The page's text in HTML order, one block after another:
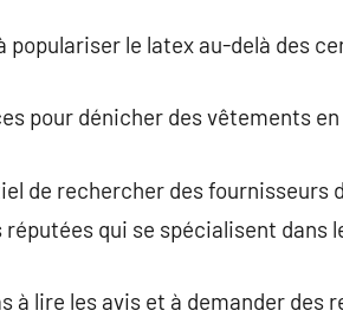
populariser le latex au-delà des
pour dénicher des vêtements
de rechercher des
réputées qui se spécialisent dans
à lire les avis et à demander